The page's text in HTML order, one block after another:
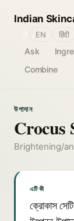
Indian
Ask
Combine
EN हिंदी
উপাদান
Crocus
Brightening/
এটি কী
ক্রোকাস